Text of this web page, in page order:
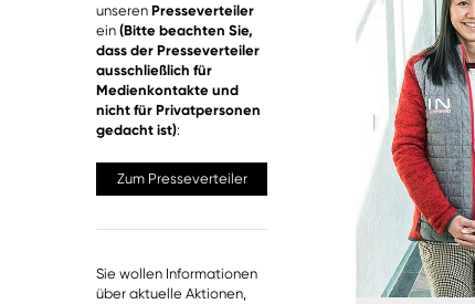
unseren Presseverteiler
ein (Bitte beachten Sie,
dass der Presseverteiler
ausschließlich für
Medienkontakte und
nicht für Privatpersonen
gedacht ist):
Zum Presseverteiler
Sie wollen Informationen
über aktuelle Aktionen,